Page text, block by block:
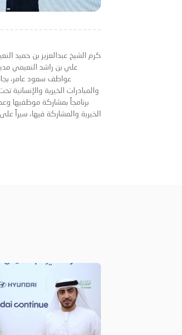
كرم الشيخ عبدالعزيز بن حميد
علي بن راشد النعيمي
عواطف سعود عامر،
برنامجاً بمشاركة موظفيها
الخيرية والمشاركة فيها، سيراً